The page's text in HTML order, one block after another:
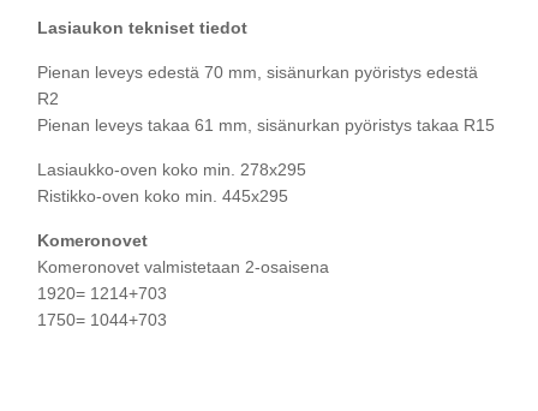
Lasiaukon tekniset tiedot
Pienan leveys edestä 70 mm,sisänurkan pyöristys edestä
R2
Pienan leveys takaa 61 mm,sisänurkan pyöristys takaa R15
Lasiaukko-oven koko min. 278x295
Ristikko-oven koko min. 445x295
Komeronovet
Komeronovet valmistetaan 2-osaisena
1920= 1214+703
1750= 1044+703